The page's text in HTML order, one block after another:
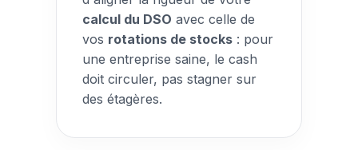
calcul du DSO avec celle de
vos rotations de stocks : pour
une entreprise saine, le cash
doit circuler, pas stagner sur
des étagères.